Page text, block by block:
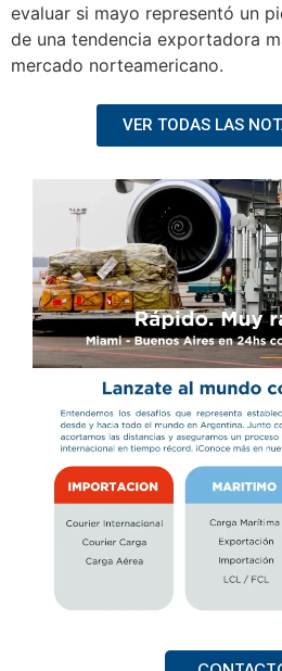
evaluar si mayo representó un
de una tendencia exportadora
mercado norteamericano.
VER TODAS LAS